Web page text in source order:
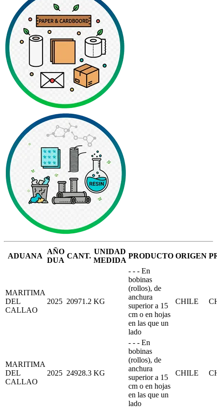
ADUANA
AÑO
DUA
CANT.
UNIDAD
MEDIDA
PRODUCTO ORIGEN
MARITIMA
DEL
CALLAO
2025 20971.2 KG
- - - En
bobinas
(rollos), de
anchura
superior a 15
cm o en hojas
en las que un
lado
CHILE
MARITIMA
DEL
CALLAO
2025 24928.3 KG
- - - En
bobinas
(rollos), de
anchura
superior a 15
cm o en hojas
en las que un
lado
CHILE